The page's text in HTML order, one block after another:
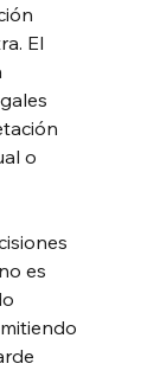
El
o
es